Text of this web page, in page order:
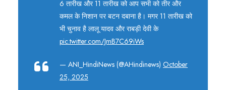
6 तारीख और 11 तारीख को आप सभी को तीर और
कमल के निशान पर बटन दबाना है। मगर 11 तारीख को
भी चुनाव है लालू यादव और राबड़ी देवी के
pic.twitter.com/JmB7C69iWs
— ANI_HindiNews (@AHindinews) October
25, 2025